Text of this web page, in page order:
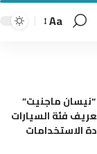
Aa
ماجنيت”
فئة السيارات
الاستخدامات